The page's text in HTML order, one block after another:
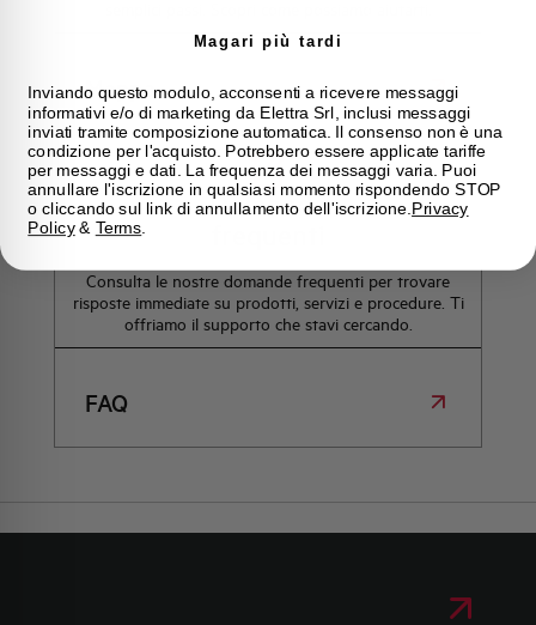
Mappa
Domande
Consulta le nostre domande frequenti per trovare
risposte immediate su prodotti, servizi e procedure. Ti
offriamo il supporto che stavi cercando.
FAQ
Magari più tardi
Inviando questo modulo, acconsenti a ricevere messaggi
informativi e/o di marketing da Elettra Srl, inclusi messaggi
inviati tramite composizione automatica. Il consenso non è una
condizione per l'acquisto. Potrebbero essere applicate tariffe
per messaggi e dati. La frequenza dei messaggi varia. Puoi
annullare l'iscrizione in qualsiasi momento rispondendo STOP
o cliccando sul link di annullamento dell'iscrizione. Privacy
Policy& Terms